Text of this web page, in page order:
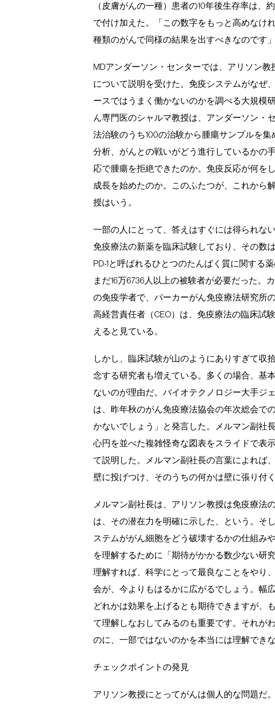
（皮膚がんの一種）患者の10年後生存率は、
で付け加えた。「この数字をもっと高めなけ
種類のがんで同様の結果を出すべきなのです」
MDアンダーソン・センターでは、アリソン
について説明を受けた。免疫システムがなぜ
ースではうまく働かないのかを調べる大規模
ん専門医のシャルマ教授は、アンダーソン・
法治験のうち100の治験から腫瘍サンプルを
分析、がんとの戦いがどう進行しているかの
応で腫瘍を拒絶できたのか。免疫反応が何を
成長を始めたのか。このふたつが、これから
授はいう。
一部の人にとって、答えはすぐには得られな
免疫療法の新薬を臨床試験しており、その数
PD-1と呼ばれるひとつのたんぱく質に関する
まだ16万6736人以上の被験者が必要だった。
の免疫学者で、パーカーがん免疫療法研究所
高経営責任者（CEO）は、免疫療法の臨床試
えると見ている。
しかし、臨床試験が山のようにありすぎて収
念する研究者も増えている。多くの場合、基
ないのが理由だ。バイオテクノロジー大手ジ
は、昨年秋のがん免疫療法協会の年次総会で
かないでしょう」と発言した。メルマン副社
心円を並べた複雑怪奇な図表をスライドで表
て説明した。メルマン副社長の言葉によれば
壁に投げつけ、そのうちの何かは壁に張り付
メルマン副社長は、アリソン教授は免疫療法
は、その潜在力を明確に示した、という。そ
ステムががん細胞をどう破壊するかの仕組み
を理解するために「期待がかかる数少ない研
理解すれば、科学にとって最良なことをやり
会が、今よりもはるかに広がるでしょう。幅
どれかは効果を上げるとも期待できますが、
て理解しなおしてみるのも重要です。それが
のに、一部ではないのかを本当には理解できな
チェックポイントの発見
アリソン教授にとってがんは個人的な問題だ